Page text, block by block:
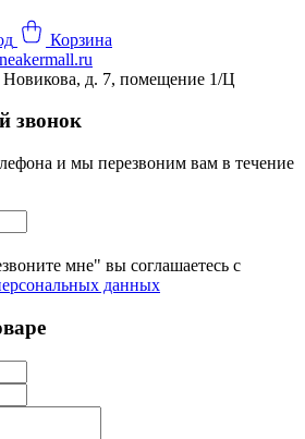
Корзина
д. 7, помещение 1/Ц
звонок
и мы перезвоним вам в течение
мне" вы соглашаетесь с
данных